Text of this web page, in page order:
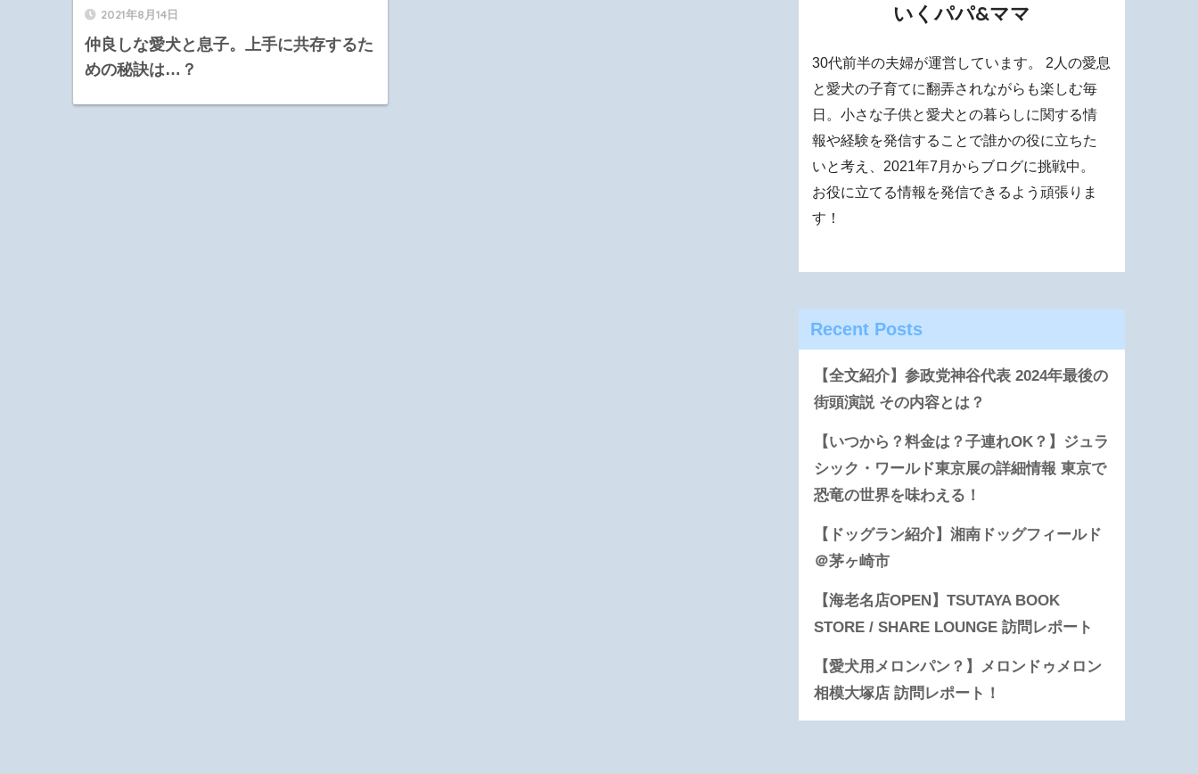
2021年8月14日
仲良しな愛犬と息子。上手に共存するた
めの秘訣は…？
いくパパ&ママ
30代前半の夫婦が運営しています。 2人の愛息
と愛犬の子育てに翻弄されながらも楽しむ毎
日。小さな子供と愛犬との暮らしに関する情
報や経験を発信することで誰かの役に立ちた
いと考え、2021年7月からブログに挑戦中。
お役に立てる情報を発信できるよう頑張りま
す！
Recent Posts
【全文紹介】参政党神谷代表 2024年最後の
街頭演説 その内容とは？
【いつから？料金は？子連れOK？】ジュラ
シック・ワールド東京展の詳細情報 東京で
恐竜の世界を味わえる！
【ドッグラン紹介】湘南ドッグフィールド
＠茅ヶ崎市
【海老名店OPEN】TSUTAYA BOOK
STORE / SHARE LOUNGE 訪問レポート
【愛犬用メロンパン？】メロンドゥメロン
相模大塚店 訪問レポート！